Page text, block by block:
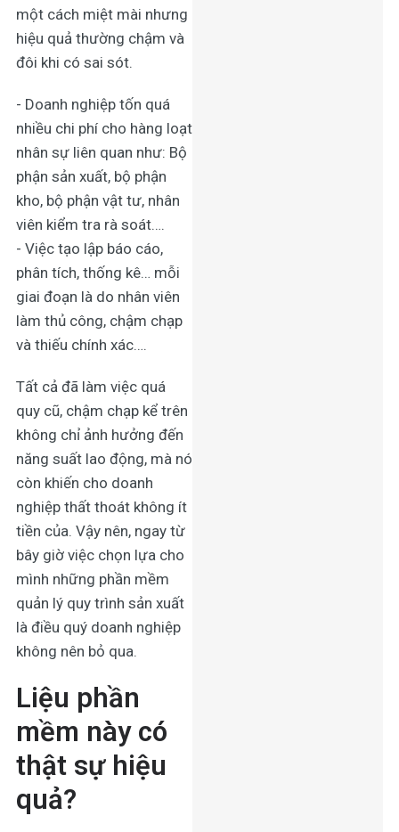
một cách miệt mài nhưng
hiệu quả thường chậm và
đôi khi có sai sót.
- Doanh nghiệp tốn quá
nhiều chi phí cho hàng loạt
nhân sự liên quan như: Bộ
phận sản xuất, bộ phận
kho, bộ phận vật tư, nhân
viên kiểm tra rà soát….
- Việc tạo lập báo cáo,
phân tích, thống kê… mỗi
giai đoạn là do nhân viên
làm thủ công, chậm chạp
và thiếu chính xác….
Tất cả đã làm việc quá
quy cũ, chậm chạp kể trên
không chỉ ảnh hưởng đến
năng suất lao động, mà nó
còn khiến cho doanh
nghiệp thất thoát không ít
tiền của. Vậy nên, ngay từ
bây giờ việc chọn lựa cho
mình những phần mềm
quản lý quy trình sản xuất
là điều quý doanh nghiệp
không nên bỏ qua.
Liệu phần
mềm này có
thật sự hiệu
quả?